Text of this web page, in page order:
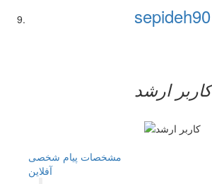
sepideh90
کاربر ارشد
مشخصات پیام شخصی
آفلاين